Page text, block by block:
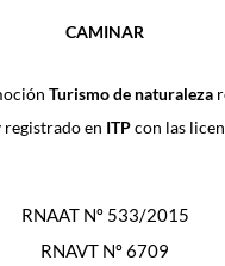
CAMINAR
Turismo de naturaleza
registrado en ITPcon las
RNAAT Nº 533/2015
RNAVT Nº 6709